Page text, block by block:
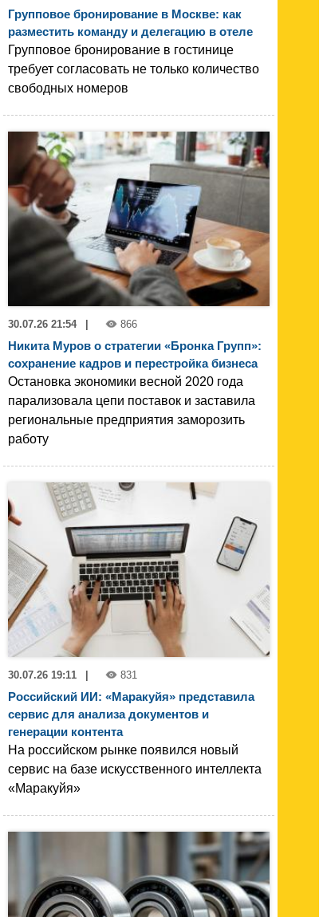
Групповое бронирование в Москве: как
разместить команду и делегацию в отеле
Групповое бронирование в гостинице
требует согласовать не только количество
свободных номеров
30.07.26 21:54 866
Никита Муров о стратегии «Бронка Групп»:
сохранение кадров и перестройка бизнеса
Остановка экономики весной 2020 года
парализовала цепи поставок и заставила
региональные предприятия заморозить
работу
30.07.26 19:11 | 831
Российский ИИ: «Маракуйя» представила
сервис для анализа документов и
генерации контента
На российском рынке появился новый
сервис на базе искусственного интеллекта
«Маракуйя»